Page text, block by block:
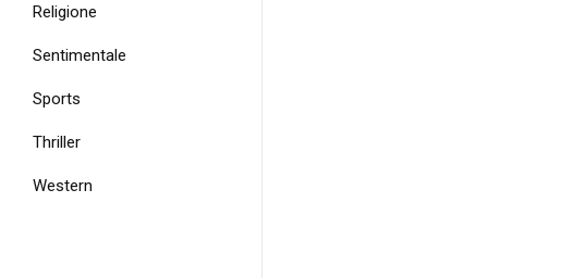
Religione
Sentimentale
Sports
Thriller
Western